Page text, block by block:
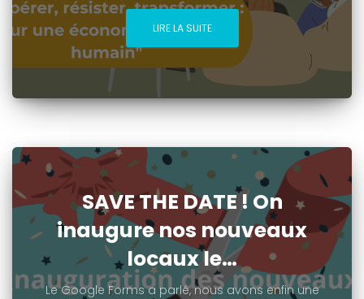
LIRE LA SUITE
SAVE THE DATE ! On
inaugure nos nouveaux
locaux le…
Le Google Forms a parlé, nous avons enfin une